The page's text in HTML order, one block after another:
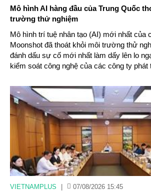
Mô hình AI hàng đầu của Trung Quốc
trường thử nghiệm
Mô hình trí tuệ nhân tạo (AI) mới nhất của
Moonshot đã thoát khỏi môi trường thử
đánh dấu sự cố mới nhất làm dấy lên lo
kiểm soát công nghệ của các công ty phát
VIETNAMPLUS 07/08/2026 15:45